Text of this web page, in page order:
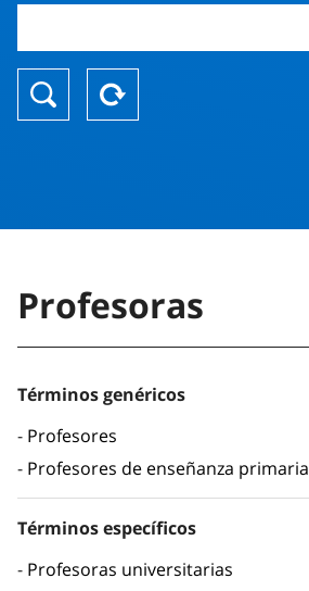
Profesoras
Términos genéricos
Profesores
Profesores de enseñanza primaria
Términos específicos
Profesoras universitarias